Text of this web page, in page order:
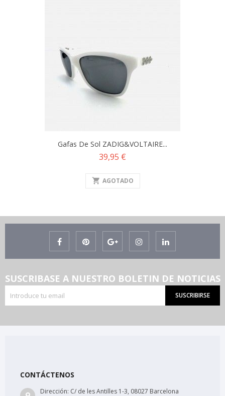
Gafas De Sol ZADIG&VOLTAIRE...
Precio
39,95 €
shopping_cart AGOTADO
SUSCRIBASE A NUESTRO BOLETIN DE NOTICIAS
SUSCRIBIRSE
CONTÁCTENOS
Dirección: C/ de les Antilles 1-3, 08027 Barcelona